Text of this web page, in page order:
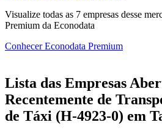
Visualize todas as 7 empresas desse
Premium da Econodata
Conhecer Econodata Premium
Lista das Empresas
Recentemente de
de Táxi (H-4923-0) em